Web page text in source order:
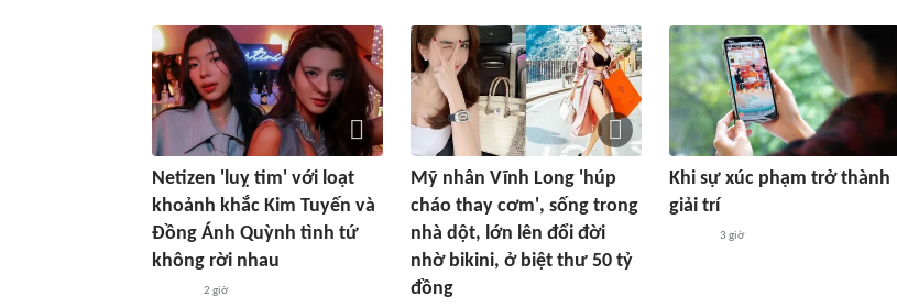
Netizen 'luỵ tim' với loạt
khoảnh khắc Kim Tuyến và
Đồng Ánh Quỳnh tình tứ
không rời nhau
2 giờ
Mỹ nhân Vĩnh Long 'húp
cháo thay cơm', sống trong
nhà dột, lớn lên đổi đời
nhờ bikini, ở biệt thư 50 tỷ
đồng
Khi sự xúc phạm trở thành
giải trí
3 giờ